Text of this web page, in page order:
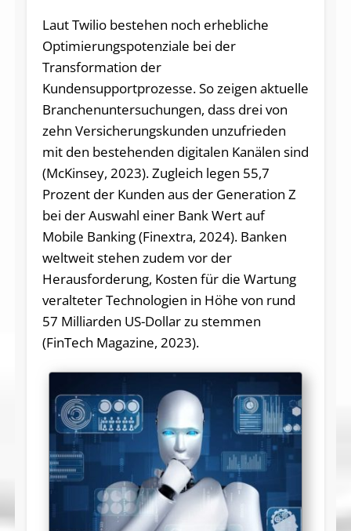
Laut Twilio bestehen noch erhebliche
Optimierungspotenziale bei der
Transformation der
Kundensupportprozesse. So zeigen aktuelle
Branchenuntersuchungen, dass drei von
zehn Versicherungskunden unzufrieden
mit den bestehenden digitalen Kanälen sind
(McKinsey, 2023). Zugleich legen 55,7
Prozent der Kunden aus der Generation Z
bei der Auswahl einer Bank Wert auf
Mobile Banking (Finextra, 2024). Banken
weltweit stehen zudem vor der
Herausforderung, Kosten für die Wartung
veralteter Technologien in Höhe von rund
57 Milliarden US-Dollar zu stemmen
(FinTech Magazine, 2023).